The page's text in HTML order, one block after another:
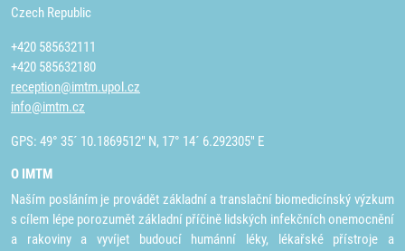
Czech Republic
+420 585632111
+420 585632180
reception@imtm.upol.cz
info@imtm.cz
GPS: 49° 35´ 10.1869512" N, 17° 14´ 6.292305" E
O IMTM
Naším posláním je provádět základní a translační biomedicínský výzkum
s cílem lépe porozumět základní příčině lidských infekčních onemocnění
a rakoviny a vyvíjet budoucí humánní léky, lékařské přístroje a